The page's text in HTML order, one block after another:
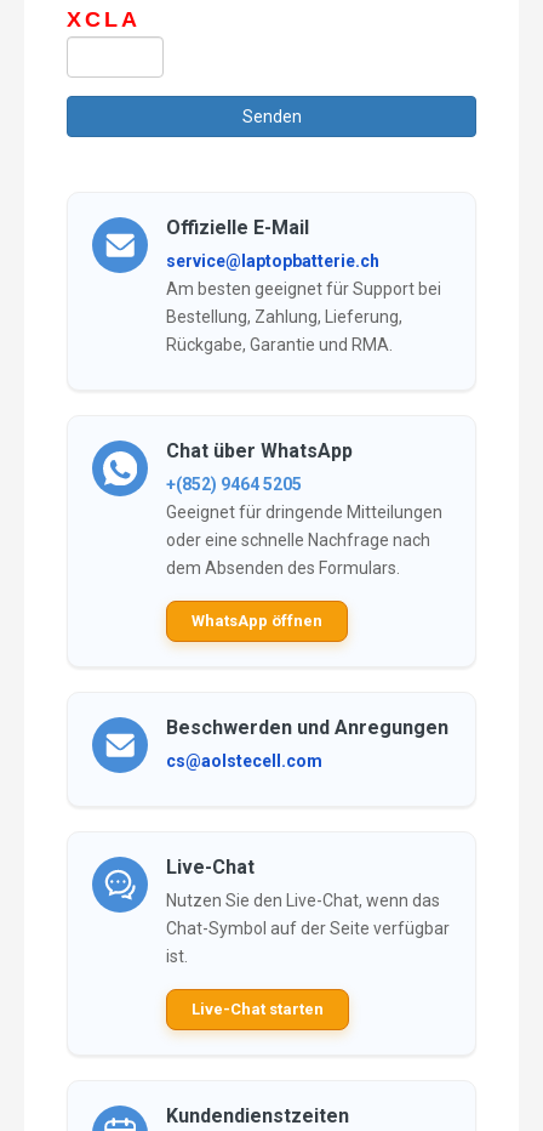
XCLA
Offizielle E-Mail
service@laptopbatterie.ch
Am besten geeignet für Support bei
Bestellung, Zahlung, Lieferung,
Rückgabe, Garantie und RMA.
Chat über WhatsApp
+(852) 9464 5205
Geeignet für dringende Mitteilungen
oder eine schnelle Nachfrage nach
dem Absenden des Formulars.
WhatsApp öffnen
Beschwerden und Anregungen
cs@aolstecell.com
Live-Chat
Nutzen Sie den Live-Chat, wenn das
Chat-Symbol auf der Seite verfügbar
ist.
Live-Chat starten
Kundendienstzeiten